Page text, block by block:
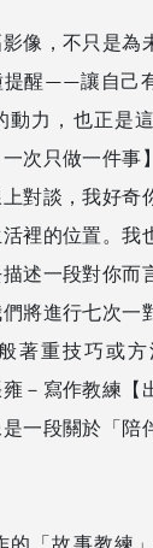
像，不只是為
醒——讓⾃⼰
⼒， 也正是
次只做⼀件事
對談，我好奇
裡的位置。我
述⼀段對你⽽
將進⾏七次⼀
著重技巧或
－寫作教練【
⼀段關於「陪
的「故事教練